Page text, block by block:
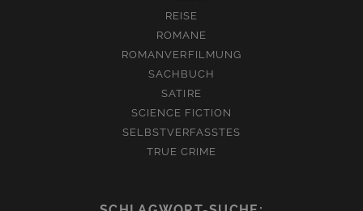
REISE
ROMANE
ROMANVERFILMUNG
SACHBUCH
SATIRE
SCIENCE FICTION
SELBSTVERFASSTES
TRUE CRIME